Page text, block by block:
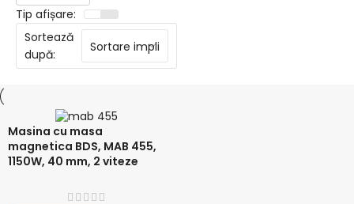
Masina cu masa
magnetica BDS, MAB 455,
1150W, 40 mm, 2 viteze